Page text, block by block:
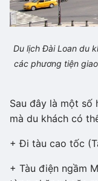
Du lịch Đài Loan du
các phương tiện
Sau đây là một số
mà du khách có
+ Đi tàu cao tốc
+ Tàu điện ngầm